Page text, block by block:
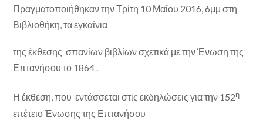
Πραγματοποιήθηκαν την Τρίτη 10 Μαΐου 2016, 6μμ στη
Βιβλιοθήκη, τα εγκαίνια
της έκθεσης σπανίων βιβλίων σχετικά με την Ένωση της
Επτανήσου το 1864 .
Η έκθεση, που εντάσσεται στις εκδηλώσεις για την 152η
επέτειο Ένωσης της Επτανήσου